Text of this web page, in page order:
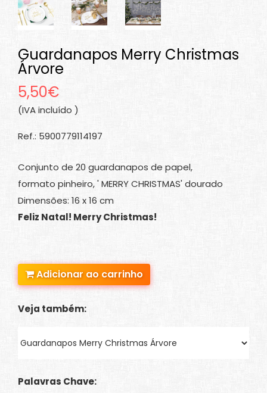
Guardanapos Merry Christmas
Árvore
5,50€
(IVA incluído )
Ref.: 5900779114197
Conjunto de 20 guardanapos de papel,
formato pinheiro, ' MERRY CHRISTMAS' dourado
Dimensões: 16 x 16 cm
Feliz Natal! Merry Christmas!
Adicionar ao carrinho
Veja também:
Palavras Chave: